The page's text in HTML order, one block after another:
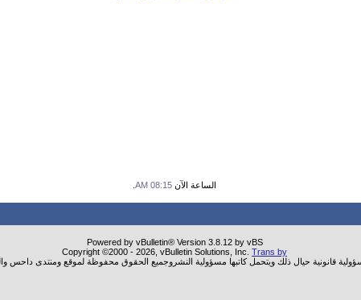
الساعة الآن 08:15 AM
Powered by vBulletin® Version 3.8.12 by vBS
Copyright ©2000 - 2026, vBulletin Solutions, Inc. Trans by
قانونية حيال ذلك ويتحمل كاتبها مسؤولية النشروجميع الحقوق محفوظة لموقع ومنتدى داحس